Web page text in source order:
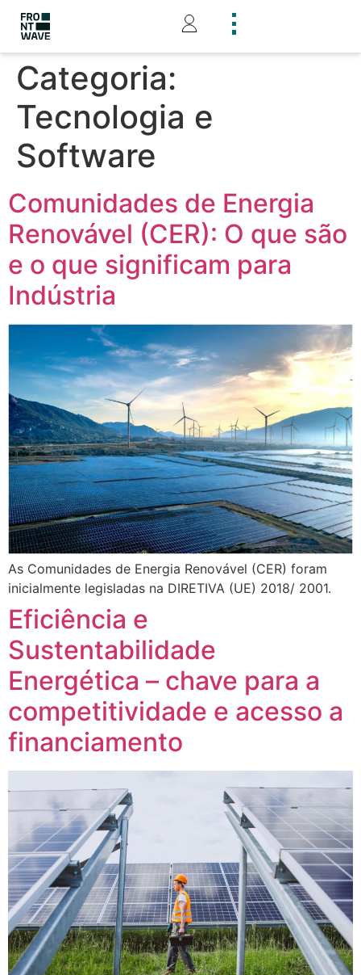
Categoria:
Tecnologia e
Software
Comunidades de Energia
Renovável (CER): O que são
e o que significam para
Indústria
As Comunidades de Energia Renovável (CER) foram
inicialmente legisladas na DIRETIVA (UE) 2018/ 2001.
Eficiência e
Sustentabilidade
Energética – chave para a
competitividade e acesso a
financiamento